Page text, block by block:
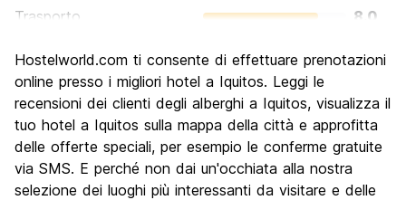
Trasporto
8.0
Luoghi di interesse culturale
Festa / Vita notturna
6.6
Qualita' Prezzo
7.8
Hostelworld.com ti consente di effettuare prenotazioni
online presso i migliori hotel a Iquitos. Leggi le
recensioni dei clienti degli alberghi a Iquitos, visualizza il
tuo hotel a Iquitos sulla mappa della città e approfitta
delle offerte speciali, per esempio le conferme gratuite
via SMS. E perché non dai un'occhiata alla nostra
selezione dei luoghi più interessanti da visitare e delle